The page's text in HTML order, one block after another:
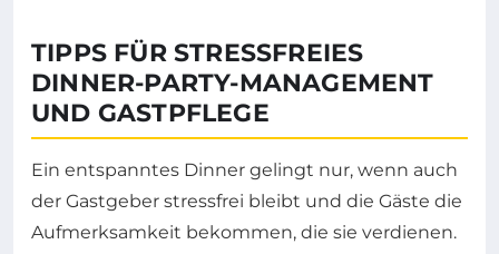
TIPPS FÜR STRESSFREIES
DINNER-PARTY-MANAGEMENT
UND GASTPFLEGE
Ein entspanntes Dinner gelingt nur, wenn auch
der Gastgeber stressfrei bleibt und die Gäste die
Aufmerksamkeit bekommen, die sie verdienen.